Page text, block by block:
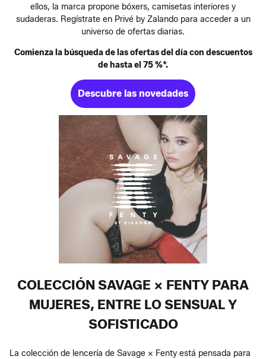
ellos, la marca propone bóxers, camisetas interiores y
sudaderas. Regístrate en Privé by Zalando para acceder a un
universo de ofertas diarias.
Comienza la búsqueda de las ofertas del día con descuentos
de hasta el 75 %*.
Descubre las novedades
COLECCIÓN SAVAGE X FENTY PARA
MUJERES, ENTRE LO SENSUAL Y
SOFISTICADO
La colección de lencería de Savage x Fenty está pensada para